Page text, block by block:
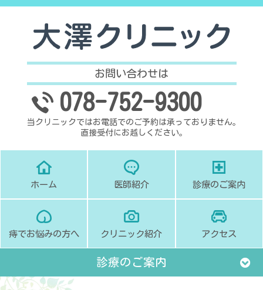
お問い合わせは
078-752-9300
当クリニックではお電話でのご予約は承っておりません。
直接受付にお越しください。
ホーム 医師紹介 診療のご案内
痔でお悩みの方へ クリニック紹介 アクセス
診療のご案内